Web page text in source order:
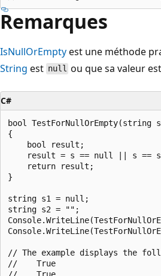
Remarques
IsNullOrEmptyest une méthode
String est null ou que sa valeur
C#
bool TestForNullOrEmpty(string
{
    bool result;
result = s == null || s ==
    return result;
}
string s1 = null;
string s2 = "";
// The example displays the
//    True